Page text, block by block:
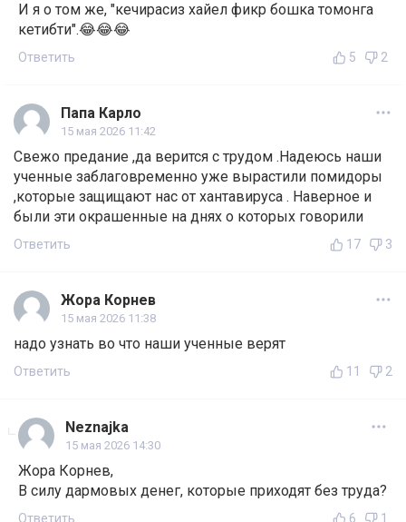
И я о том же, "кечирасиз хайел фикр бошка томонга
кетибти".😂😂😂
Ответить 5 2
Папа Карло
15 мая 2026 11:42
Свежо предание ,да верится с трудом .Надеюсь наши
ученные заблаговременно уже вырастили помидоры
,которые защищают нас от хантавируса . Наверное и
были эти окрашенные на днях о которых говорили
Ответить 17 3
Жора Корнев
15 мая 2026 11:38
надо узнать во что наши ученные верят
Ответить 11 2
Neznajka
15 мая 2026 14:30
Жора Корнев,
В силу дармовых денег, которые приходят без труда?
Ответить 6 1